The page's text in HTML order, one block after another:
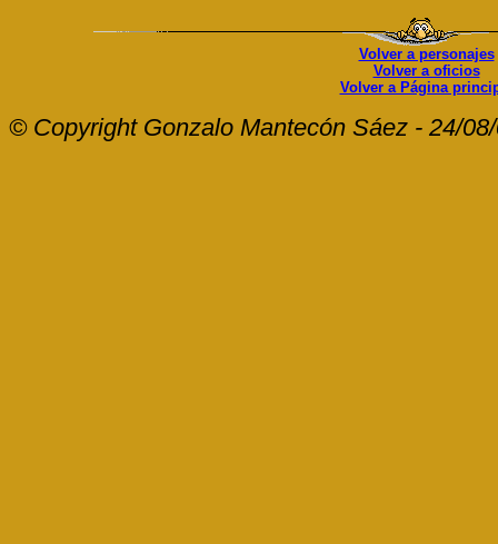
Volver a personajes
Volver a oficios
Volver a Página
© Copyright Gonzalo Mantecón Sáez - 24/